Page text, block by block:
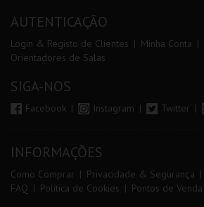
AUTENTICAÇÃO
Login & Registo de Clientes Minha Conta
Orientadores de Salas
SIGA-NOS
Facebook Instagram Twitter
INFORMAÇÕES
Como Comprar Privacidade & Segurança
FAQ
Política de Cookies Pontos de Venda